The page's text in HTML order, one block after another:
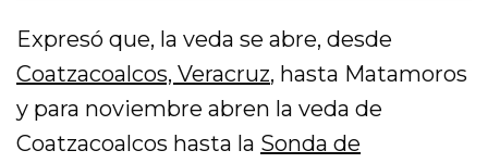
Expresó que, la veda se abre, desde
Coatzacoalcos, Veracruz, hasta Matamoros
y para noviembre abren la veda de
Coatzacoalcos hasta la Sonda de